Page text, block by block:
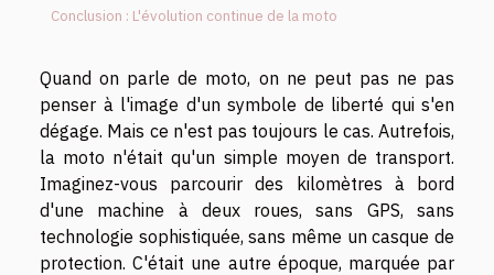
Conclusion : L'évolution continue de la moto
Quand on parle de moto, on ne peut pas ne pas
penser à l'image d'un symbole de liberté qui s'en
dégage. Mais ce n'est pas toujours le cas. Autrefois,
la moto n'était qu'un simple moyen de transport.
Imaginez-vous parcourir des kilomètres à bord
d'une machine à deux roues, sans GPS, sans
technologie sophistiquée, sans même un casque de
protection. C'était une autre époque, marquée par